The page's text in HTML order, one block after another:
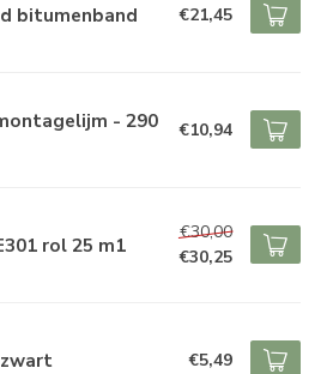
bitumenband €21,45
- 290 €10,94
rol 25 m1
€30,00
€30,25
€5,49